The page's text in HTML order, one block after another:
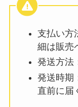
支払い方
細は販売
発送方法
発送時期
直前に届